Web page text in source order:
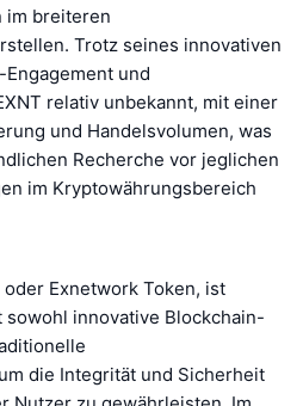
im breiteren
Trotz seines innovativen
und
relativ unbekannt, mit einer
und Handelsvolumen, was
Recherche vor jeglichen
im Kryptowährungsbereich
Exnetwork Token, ist
innovative Blockchain-
die Integrität und Sicherheit